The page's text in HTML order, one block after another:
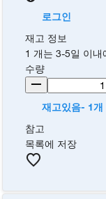
로그인
재고 정보
1 개는 3-5일 이내
수량
재고있음- 1개
참고
목록에 저장